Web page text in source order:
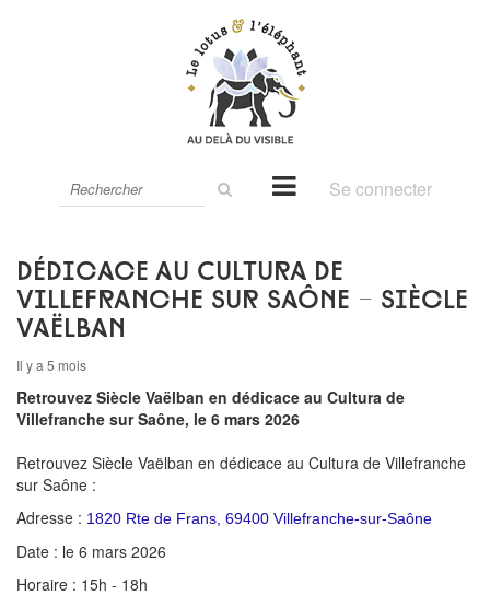
le
Se connecter
Dédicace au Cultura de
Villefranche sur Saône - Siècle
Vaëlban
Il y a 5 mois
Retrouvez Siècle Vaëlban en dédicace au Cultura de
Villefranche sur Saône, le 6 mars 2026
Retrouvez Siècle Vaëlban en dédicace au Cultura de Villefranche
sur Saône :
Adresse : 1820 Rte de Frans, 69400 Villefranche-sur-Saône
Date : le 6 mars 2026
Horaire : 15h - 18h